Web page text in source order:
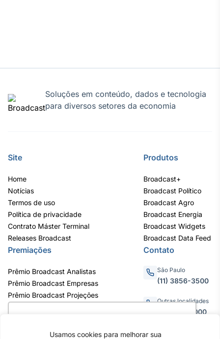
Usamos cookies para melhorar sua
Soluções em conteúdo, dados e tecnologia
para diversos setores da economia
Site
Home
Notícias
Termos de uso
Política de privacidade
Contrato Máster Terminal
Releases Broadcast
Produtos
Broadcast+
Broadcast Político
Broadcast Agro
Broadcast Energia
Broadcast Widgets
Broadcast Data Feed
Premiações
Prêmio Broadcast Analistas
Prêmio Broadcast Empresas
Prêmio Broadcast Projeções
Contato
São Paulo
(11) 3856-3500
Outras localidades
0800.011.3000